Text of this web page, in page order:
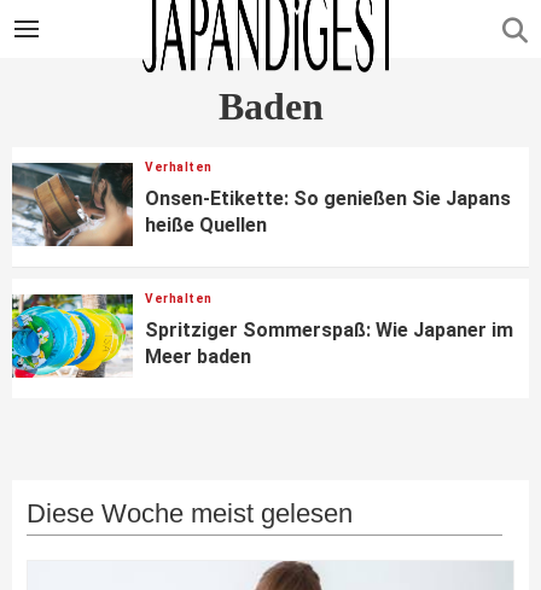
Baden
Verhalten
Onsen-Etikette: So genießen Sie Japans
heiße Quellen
Verhalten
Spritziger Sommerspaß: Wie Japaner im
Meer baden
Diese Woche meist gelesen